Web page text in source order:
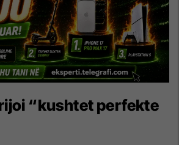
“kushtet perfekte